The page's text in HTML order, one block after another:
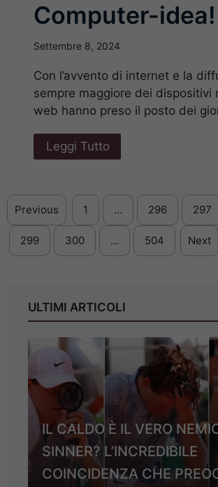
Computer-idea!
Settembre 8, 2024
Con l’avvento di internet e la
sempre maggiore dei dispositivi
web hanno preso il posto dei
Leggi Tutto
Previous 1 … 296 297
299 300 … 504 Next
ULTIMI ARTICOLI
IL CALDO È IL VERO
SINNER? L’INCREDIBILE
COINCIDENZA CHE